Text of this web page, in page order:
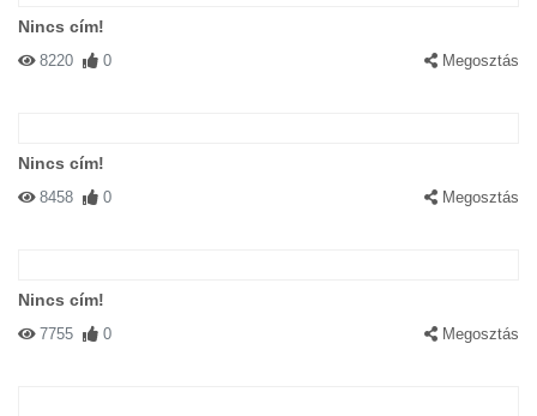
Nincs cím!
8220 0 Megosztás
Nincs cím!
8458 0 Megosztás
Nincs cím!
7755 0 Megosztás